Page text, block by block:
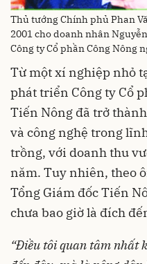
Thủ tướng Chính phủ Phan
2001 cho doanh nhân
Công ty Cổ phần Công Nông
Từ một xí nghiệp nhỏ
phát triển Công ty Cổ
Tiến Nông đã trở
và công nghệ trong
trồng, với doanh thu
năm. Tuy nhiên, theo
Tổng Giám đốc Tiến
chưa bao giờ là đích
“Điều tôiquan tâmnhất